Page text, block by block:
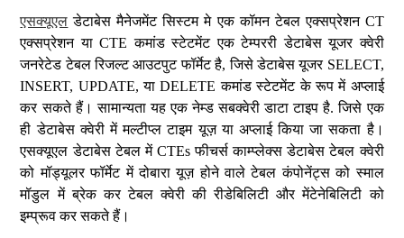
एसक्यूएल डेटाबेस मैनेजमेंट सिस्टम मे एक कॉमन टेबल एक्सप्रेशन CT
एक्सप्रेशन या CTE कमांड स्टेटमेंट एक टेम्पररी डेटाबेस यूजर क्वेरी
जनरेटेड टेबल रिजल्ट आउटपुट फॉर्मेट है, जिसे डेटाबेस यूजर SELECT,
INSERT, UPDATE, या DELETE कमांड स्टेटमेंट के रूप में अप्लाई
कर सकते हैं। सामान्यता यह एक नेम्ड सबक्वेरी डाटा टाइप है. जिसे एक
ही डेटाबेस क्वेरी में मल्टीप्ल टाइम यूज़ या अप्लाई किया जा सकता है।
एसक्यूएल डेटाबेस टेबल में CTEs फीचर्स काम्प्लेक्स डेटाबेस टेबल क्वेरी
को मॉड्यूलर फॉर्मेट में दोबारा यूज़ होने वाले टेबल कंपोनेंट्स को स्माल
मॉडुल में ब्रेक कर टेबल क्वेरी की रीडेबिलिटी और मेंटेनेबिलिटी को
इम्प्रूव कर सकते हैं।